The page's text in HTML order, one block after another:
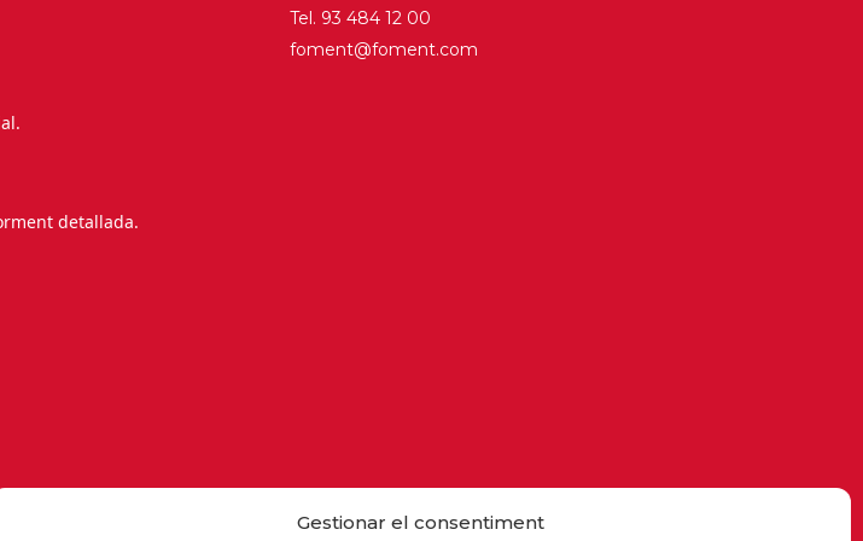
Gestionar el consentiment
detallada.
Tel. 93 484 12 00
foment@foment.com